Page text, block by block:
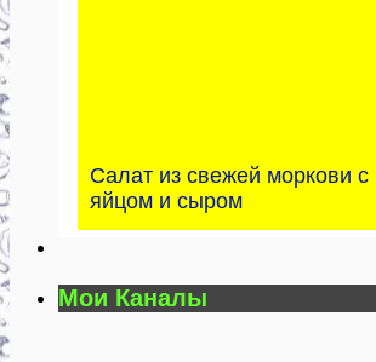
Салат из свежей моркови с
яйцом и сыром
Мои Каналы